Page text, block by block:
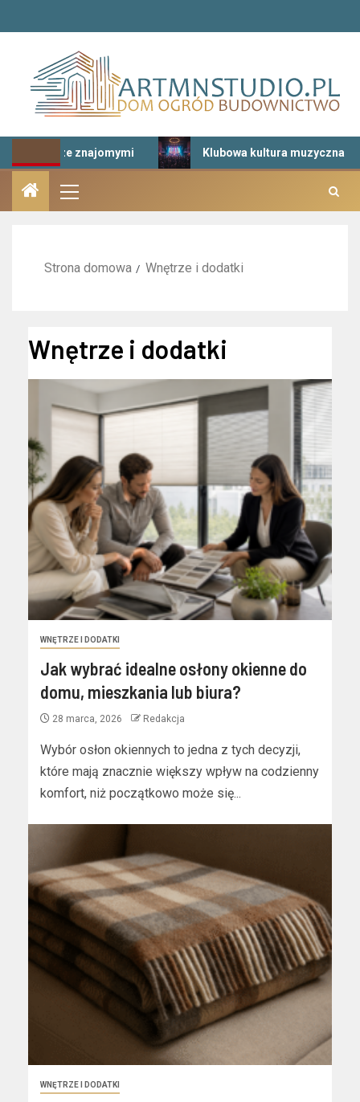
Klubowa kultura muzyczna – DJ-e, gatunki i
Strona domowa Wnętrze i dodatki
Wnętrze i dodatki
WNĘTRZE I DODATKI
Jak wybrać idealne osłony okienne do
domu, mieszkania lub biura?
28 marca, 2026 Redakcja
Wybór osłon okiennych to jedna z tych decyzji,
które mają znacznie większy wpływ na codzienny
komfort, niż początkowo może się...
WNĘTRZE I DODATKI